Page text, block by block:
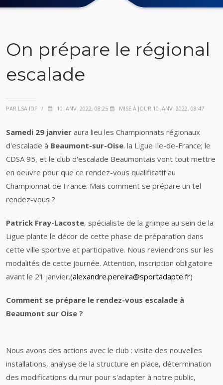
On prépare le régional
escalade
PAR LSA IDF / 10 JANV. 2022, 08:25 MISE À JOUR 10 JANV. 2022, 08:47
Samedi 29 janvier aura lieu les Championnats régionaux
d'escalade à Beaumont-sur-Oise. la Ligue Ile-de-France; le
CDSA 95, et le club d'escalade Beaumontais vont tout mettre
en oeuvre pour que ce rendez-vous qualificatif au
Championnat de France. Mais comment se prépare un tel
rendez-vous ?
Patrick Fray-Lacoste, spécialiste de la grimpe au sein de la
Ligue plante le décor de cette phase de préparation dans
cette ville sportive et participative. Nous reviendrons sur les
modalités de cette journée. Attention, inscription obligatoire
avant le 21 janvier.(alexandre.pereira@sportadapte.fr)
Comment se prépare le rendez-vous escalade à
Beaumont sur Oise ?
Nous avons des actions avec le club : visite des nouvelles
installations, analyse de la structure en place, détermination
des modifications du mur pour s'adapter à notre public,